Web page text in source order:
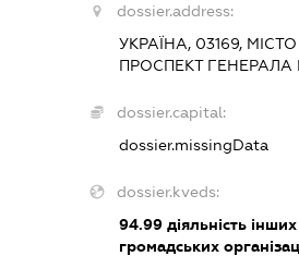
dossier.address:
УКРАЇНА, 03169, МІСТО
ПРОСПЕКТ ГЕНЕРАЛА
dossier.capital:
dossier.missingData
dossier.kveds:
94.99діяльність інших
громадських